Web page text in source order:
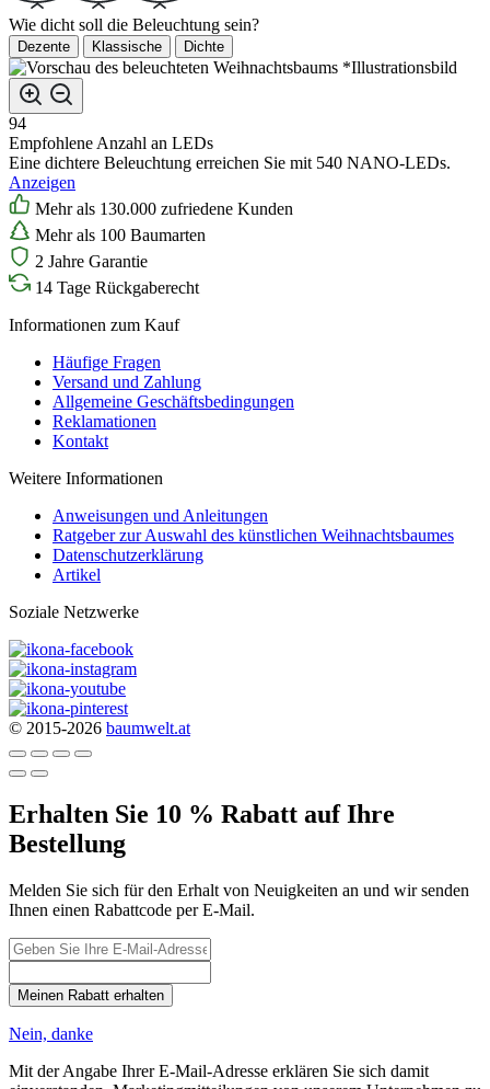
Wie dicht soll die Beleuchtung sein?
Dezente Klassische Dichte
*Illustrationsbild
94
Empfohlene Anzahl an LEDs
Eine dichtere Beleuchtung erreichen Sie mit 540 NANO-LEDs.
Anzeigen
Mehr als 130.000 zufriedene Kunden
Mehr als 100 Baumarten
2 Jahre Garantie
14 Tage Rückgaberecht
Informationen zum Kauf
Häufige Fragen
Versand und Zahlung
Allgemeine Geschäftsbedingungen
Reklamationen
Kontakt
Weitere Informationen
Anweisungen und Anleitungen
Ratgeber zur Auswahl des künstlichen Weihnachtsbaumes
Datenschutzerklärung
Artikel
Soziale Netzwerke
© 2015-2026 baumwelt.at
Erhalten Sie 10 % Rabatt auf Ihre
Bestellung
Melden Sie sich für den Erhalt von Neuigkeiten an und wir senden
Ihnen einen Rabattcode per E-Mail.
Meinen Rabatt erhalten
Nein, danke
Mit der Angabe Ihrer E-Mail-Adresse erklären Sie sich damit